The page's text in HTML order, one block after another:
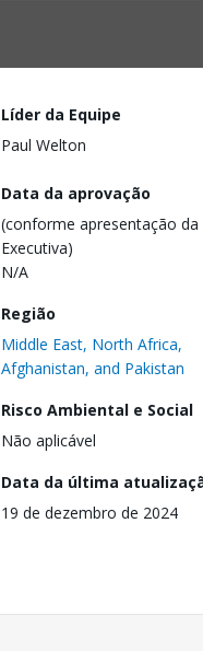
Líder da Equipe
Paul Welton
Data da aprovação
(conforme apresentação
Executiva)
N/A
Região
Middle East, North Africa,
Afghanistan, and Pakistan
Risco Ambiental e Social
Não aplicável
Data da última
19 de dezembro de 2024